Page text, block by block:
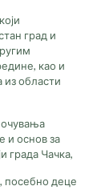
град и
као и
области
и основ за
града Чачка,
посебно деце